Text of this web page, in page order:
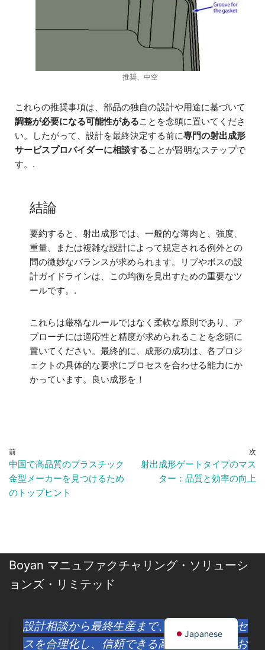
推奨、中空
これらの推奨事項は、部品の独自の設計や用途に基づいて
調整が必要になる可能性があることを念頭に置いてくださ
い。したがって、設計を最終決定する前に専門の射出成形
サービスプロバイダーに相談することが賢明なステップで
す。.
結論
要約すると、射出成形では、一般的な薄肉と、強度、
重量、または複雑な設計によって規定される例外との
間の微妙なバランスが求められます。リブやボスの設
計ガイドラインは、この均衡を見出すための重要なツ
ールです。.
これらは厳格なルールではなく柔軟な原則であり、ア
プローチには適応性と精度が求められることを念頭に
置いてください。最終的に、成形の成功は、各プロジ
ェクトの具体的な要求にプロセスを合わせる能力にか
かっています。良い成形を！
前
中国で高品質のプラスチック
金型メーカーを見つけるため
のトップヒント
次
射出成形ゲートタイプのマス
ター：品質と効率の向上
Boyan マニュファクチャリング・ソリューシ
ョンズ・リミテッド
設計相談から最終生産まで、お客様のプロセ
スを合理化し、信頼できる高品質の部品をお
Japanese